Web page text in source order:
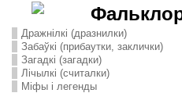
Дражнілкі (дразнилки)
Забаўкі (прибаутки, заклички)
Загадкі (загадки)
Лічылкі (считалки)
Міфы і легенды